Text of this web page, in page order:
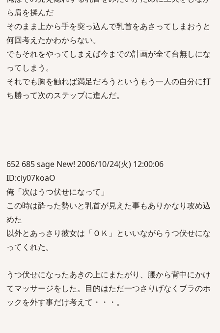
ら肩を揉んだ
そのまま上から手を突っ込んで乳首をあさってしまおうと
何回考えたかわからない。
でもそれをやってしまえば今までの計画が全て台無しにな
ってしまう。
それでも胸を触れば満足だろうというもう一人の自分に打
ち勝って次のステップに進んだ。
652 685 sage New! 2006/10/24(火) 12:00:06
ID:ciy07koaO
俺「次はうつ伏せになって」
この時は酔った勢いと乳首が見えた事もありかなり攻め込
めた
以外とあっさり彼女は「ＯＫ」といいながらうつ伏せにな
ってくれた。
うつ伏せになったあきの上にまたがり、腰から背中にかけ
てマッサージをした。目的はただ一つさりげなくブラのホ
ックを外す事だけ考えて・・・。